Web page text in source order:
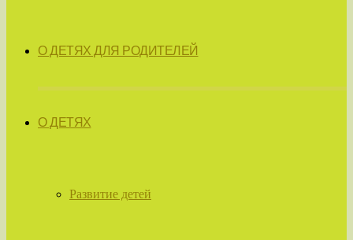
О ДЕТЯХ ДЛЯ РОДИТЕЛЕЙ
О ДЕТЯХ
Развитие детей